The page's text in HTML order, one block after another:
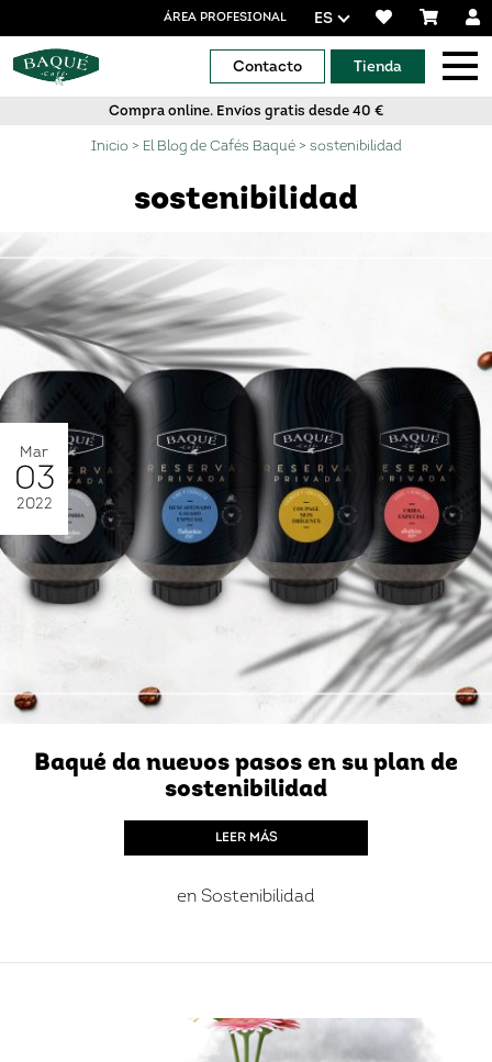
ÁREA PROFESIONAL ES
Contacto Tienda
Compra online. Envíos gratis desde 40 €
Inicio> El Blog de Cafés Baqué> sostenibilidad
sostenibilidad
Mar
03
2022
Baqué da nuevos pasos en su plan de
sostenibilidad
LEER MÁS
en Sostenibilidad